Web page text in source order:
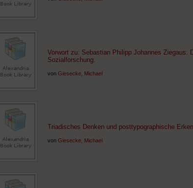
Vorwort zu: Sebastian Philipp Johannes Ziegaus:
Sozialforschung.
von Giesecke, Michael
Triadisches Denken und posttypographische
von Giesecke, Michael